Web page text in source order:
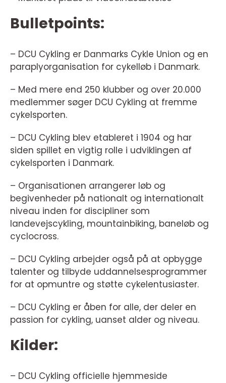
Bulletpoints:
– DCU Cykling er Danmarks Cykle Union og en
paraplyorganisation for cykelløb i Danmark.
– Med mere end 250 klubber og over 20.000
medlemmer søger DCU Cykling at fremme
cykelsporten.
– DCU Cykling blev etableret i 1904 og har
siden spillet en vigtig rolle i udviklingen af
cykelsporten i Danmark.
– Organisationen arrangerer løb og
begivenheder på nationalt og internationalt
niveau inden for discipliner som
landevejscykling, mountainbiking, baneløb og
cyclocross.
– DCU Cykling arbejder også på at opbygge
talenter og tilbyde uddannelsesprogrammer
for at opmuntre og støtte cykelentusiaster.
– DCU Cykling er åben for alle, der deler en
passion for cykling, uanset alder og niveau.
Kilder:
– DCU Cykling officielle hjemmeside